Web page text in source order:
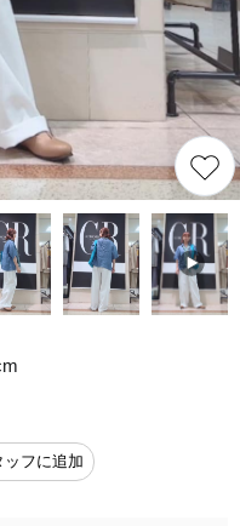
ッフに追加